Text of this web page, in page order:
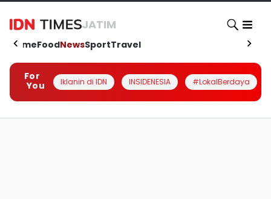
JATIM
HomeFoodNewsSportTravel
For
You
Iklanin di IDN INSIDENESIA #LokalBerdaya